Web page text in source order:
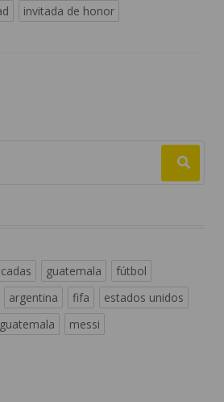
invitada de honor
guatemala
fútbol
argentina fifa
estados unidos
messi